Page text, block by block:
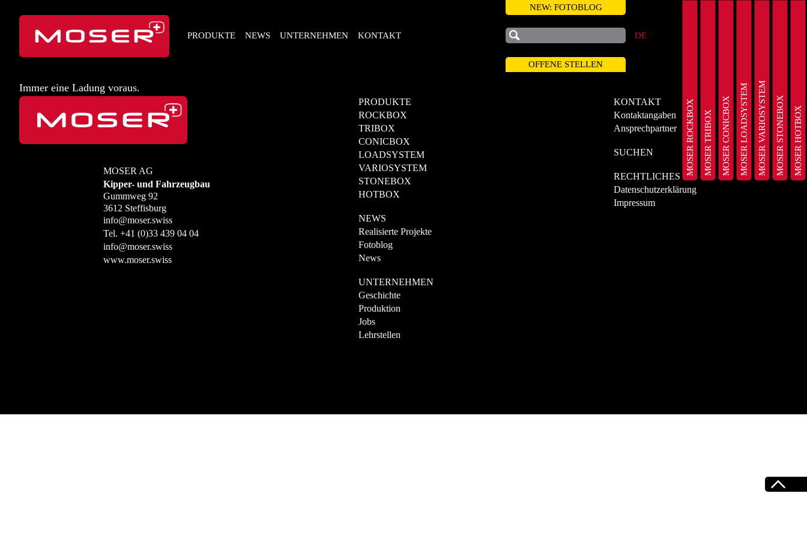
Immer eine Ladung voraus.
PRODUKTE NEWS UNTERNEHMEN KONTAKT DE
NEW: FOTOBLOG
OFFENE STELLEN
MOSER ROCKBOXMOSER TRIBOXMOSER CONICBOXMOSER LOADSYSTEMMOSER VARIOSYSTEMMOSER STONEBOXMOSER HOTBOX
MOSER AG
Kipper- und Fahrzeugbau
Gummweg 92
3612 Steffisburg
info@moser.swiss
Tel. +41 (0)33 439 04 04
info@moser.swiss
www.moser.swiss
PRODUKTE
ROCKBOX
TRIBOX
CONICBOX
LOADSYSTEM
VARIOSYSTEM
STONEBOX
HOTBOX
NEWS
Realisierte Projekte
Fotoblog
News
UNTERNEHMEN
Geschichte
Produktion
Jobs
Lehrstellen
KONTAKT
Kontaktangaben
Ansprechpartner
SUCHEN
RECHTLICHES
Datenschutzerklärung
Impressum